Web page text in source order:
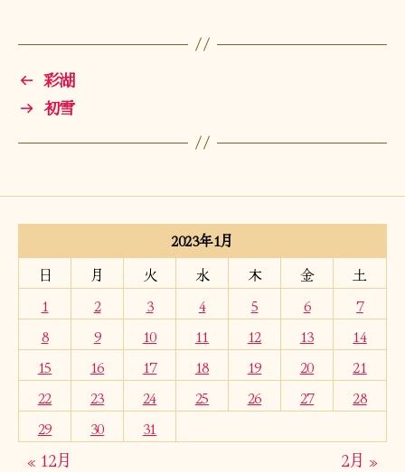
← 彩湖
→ 初雪
2023年1月
日
月 火 水 木 金
土
1
2 3 4 5 6
7
8
9 10 11 12 13
14
15
16 17 18 19 20
21
22
23 24 25 26 27
28
29
30 31
« 12月 2月 »